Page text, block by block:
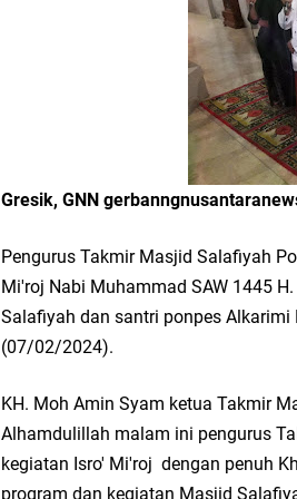
Tumpeng Nasi
FOZ Jatim,
Jawa Timur
Bupati Gresik Gus
Sosial
Ruwatan Malam
Ketua DPD Golkar
Gresik, GNN
Pengurus Takmir Masjid Salafiyah
Mi'roj Nabi Muhammad SAW 1445
Salafiyah dan santri ponpes Alkarimi
(07/02/2024).
KH. Moh Amin Syam ketua Takmir
Alhamdulillah malam ini pengurus
kegiatan Isro' Mi'roj dengan penuh
program dan kegiatan Masjid